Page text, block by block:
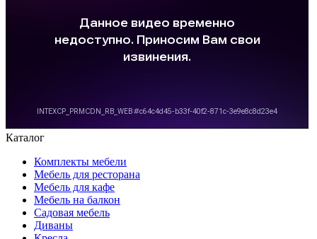
Каталог
Комплекты мебели
Мебель для ресторана
Мебель для кафе
Мебель на балкон
Садовая мебель
Диваны